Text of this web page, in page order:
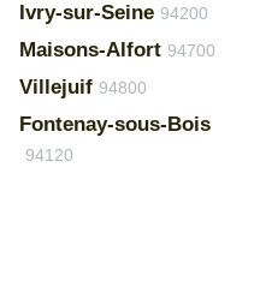
Ivry-sur-Seine 94200
Maisons-Alfort 94700
Villejuif 94800
Fontenay-sous-Bois
94120